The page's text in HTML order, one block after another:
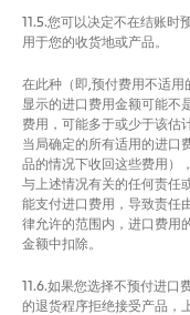
11.5.您可以决定不在结账
用于您的收货地或产品。
在此种（即,预付费用不适用
显示的进口费用金额可能不
费用，可能多于或少于该估
当局确定的所有适用的进口
品的情况下收回这些费用）
与上述情况有关的任何责任
能支付进口费用，导致责任
律允许的范围内，进口费用
金额中扣除。
11.6.如果您选择不预付进
的退货程序拒绝接受产品，